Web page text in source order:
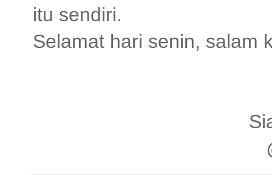
itu sendiri.
Selamat hari senin, salam